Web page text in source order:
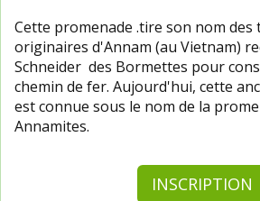
Cette promenade .tire son nom des
originaires d'Annam (au Vietnam)
Schneider des Bormettes pour
chemin de fer. Aujourd'hui, cette
est connue sous le nom de la
Annamites.
INSCRIPTION